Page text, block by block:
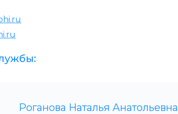
Роганова Наталья Анатольевна